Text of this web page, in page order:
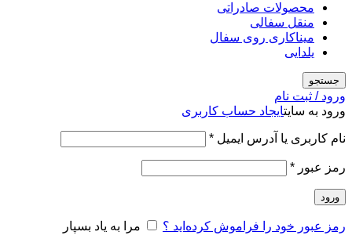
محصولات صادراتی
منقل سفالی
میناکاری روی سفال
یلدایی
جستجو
ورود / ثبت نام
ورود به سایتایجاد حساب کاربری
نام کاربری یا آدرس ایمیل *الزامی
رمز عبور *الزامی
ورود
رمز عبور خود را فراموش کرده‌اید ؟ مرا به یاد بسپار